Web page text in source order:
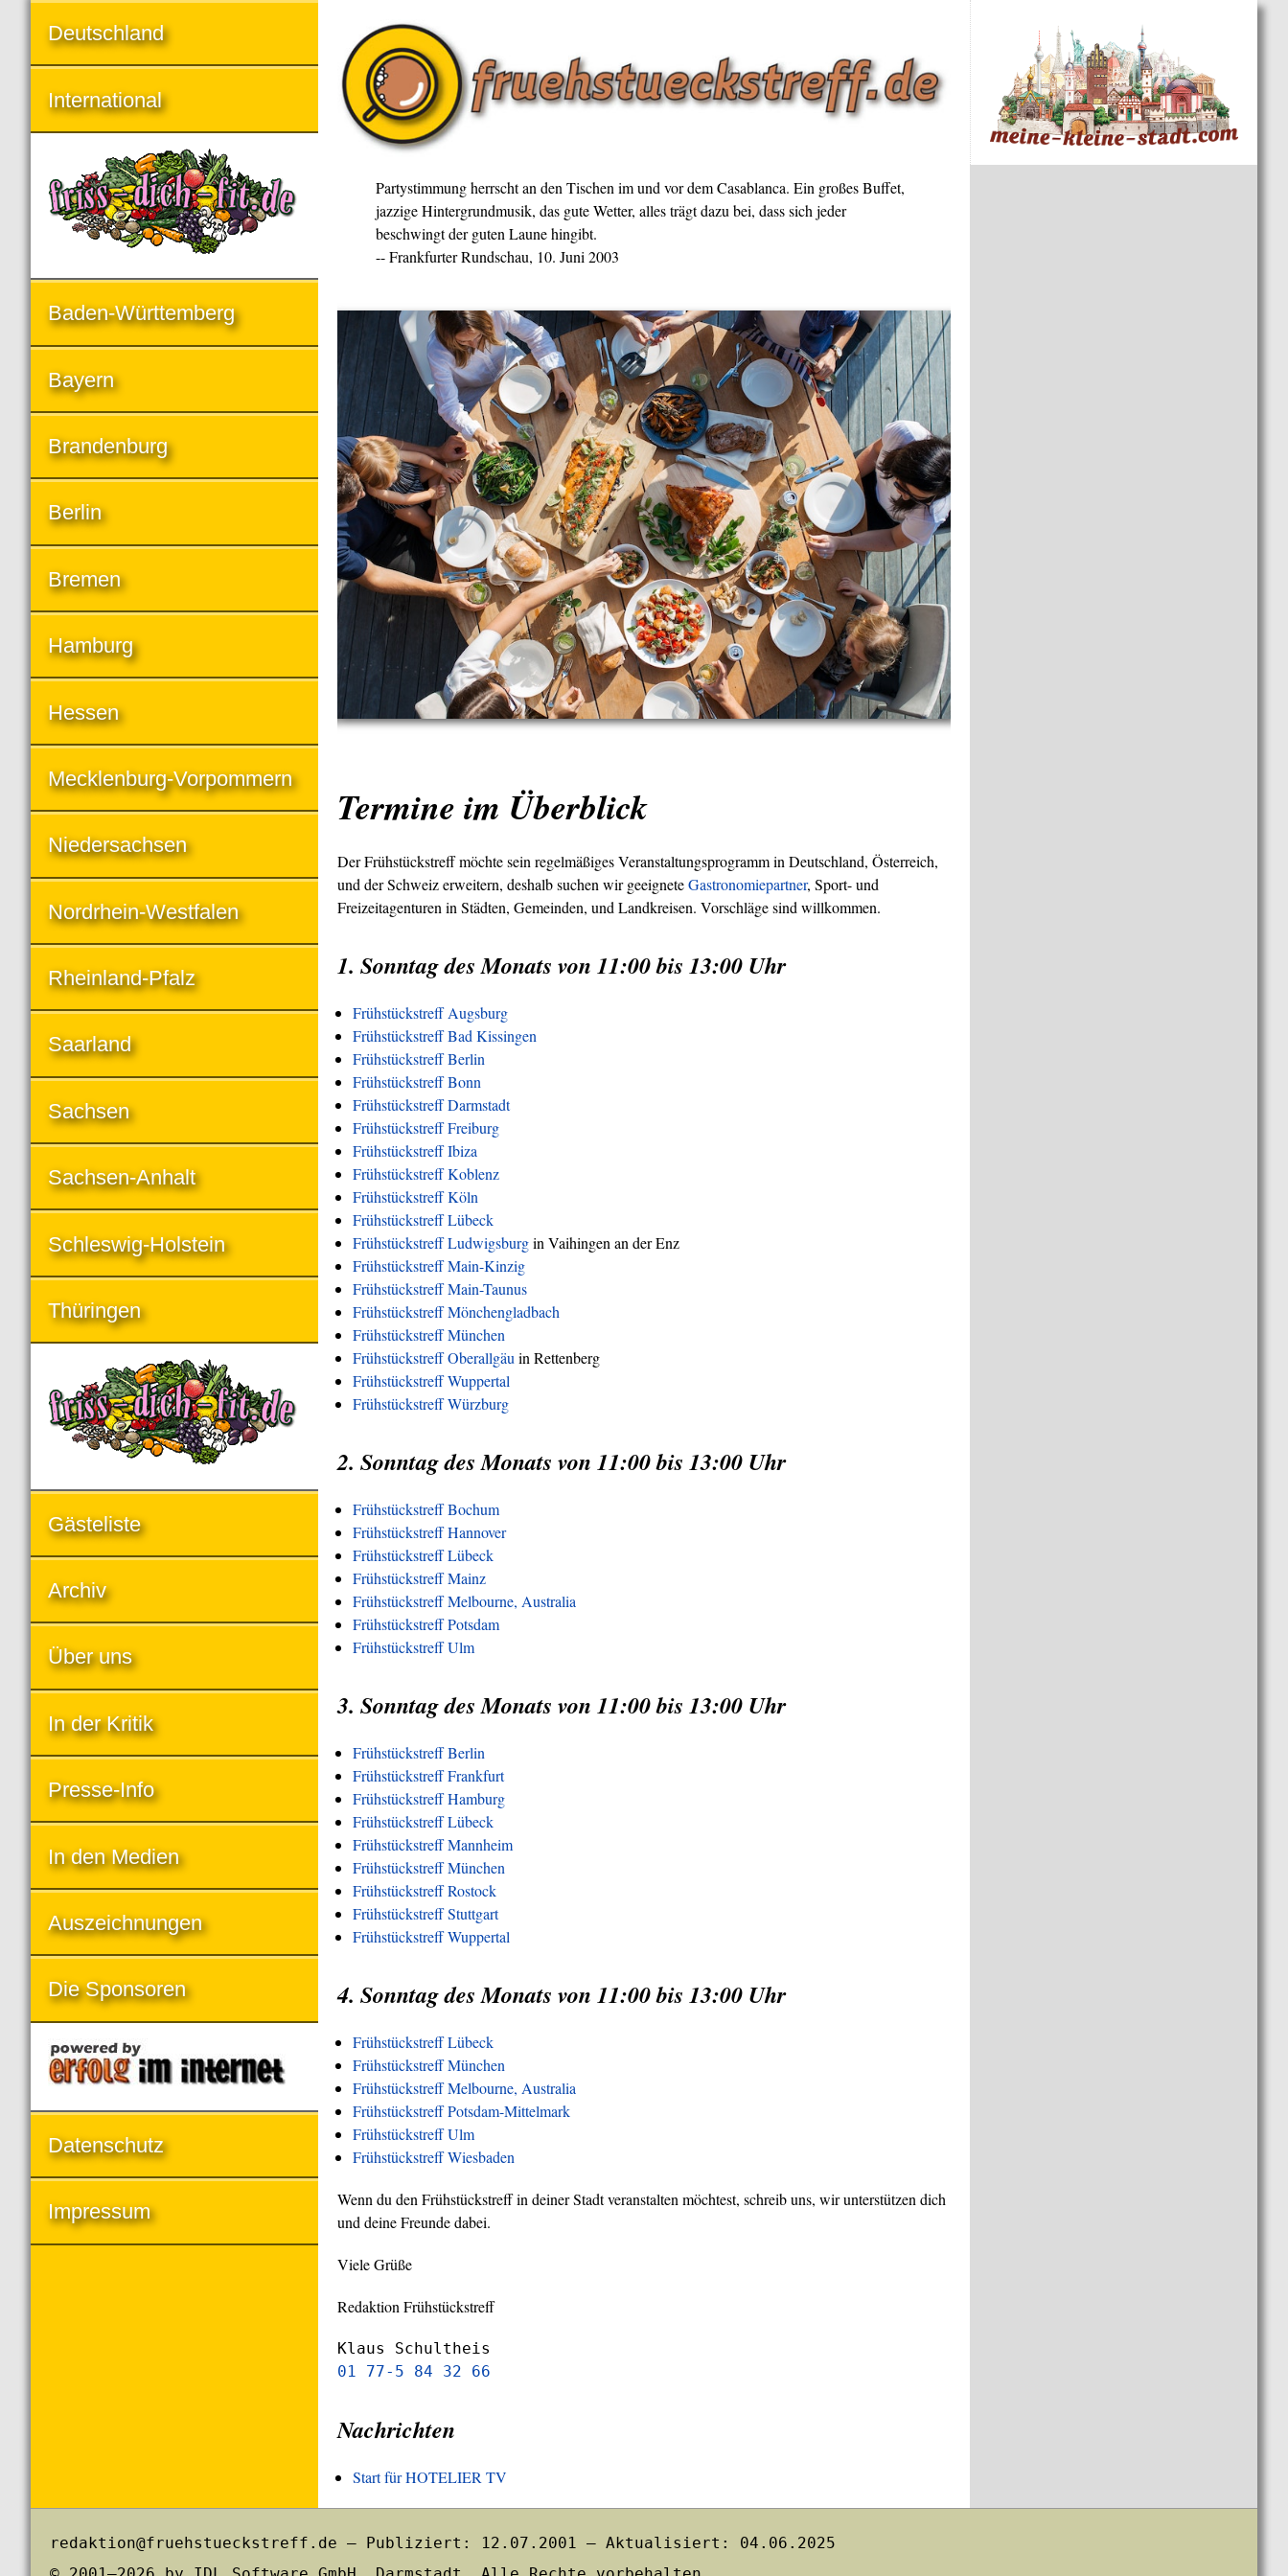
Partystimmung herrscht an den Tischen im und vor dem Casablanca. Ein großes Buffet,
jazzige Hintergrundmusik, das gute Wetter, alles trägt dazu bei, dass sich jeder
beschwingt der guten Laune hingibt.
-- Frankfurter Rundschau, 10. Juni 2003
Termine im Überblick
Der Frühstückstreff möchte sein regelmäßiges Veranstaltungsprogramm in Deutschland, Österreich,
und der Schweiz erweitern, deshalb suchen wir geeigneteGastronomiepartner, Sport- und
Freizeitagenturen in Städten, Gemeinden, und Landkreisen. Vorschläge sind willkommen.
1. Sonntag des Monats von 11:00 bis 13:00 Uhr
Frühstückstreff Augsburg
Frühstückstreff Bad Kissingen
Frühstückstreff Berlin
Frühstückstreff Bonn
Frühstückstreff Darmstadt
Frühstückstreff Freiburg
Frühstückstreff Ibiza
Frühstückstreff Koblenz
Frühstückstreff Köln
Frühstückstreff Lübeck
Frühstückstreff Ludwigsburgin Vaihingen an der Enz
Frühstückstreff Main-Kinzig
Frühstückstreff Main-Taunus
Frühstückstreff Mönchengladbach
Frühstückstreff München
Frühstückstreff Oberallgäuin Rettenberg
Frühstückstreff Wuppertal
Frühstückstreff Würzburg
2. Sonntag des Monats von 11:00 bis 13:00 Uhr
Frühstückstreff Bochum
Frühstückstreff Hannover
Frühstückstreff Lübeck
Frühstückstreff Mainz
Frühstückstreff Melbourne, Australia
Frühstückstreff Potsdam
Frühstückstreff Ulm
3. Sonntag des Monats von 11:00 bis 13:00 Uhr
Frühstückstreff Berlin
Frühstückstreff Frankfurt
Frühstückstreff Hamburg
Frühstückstreff Lübeck
Frühstückstreff Mannheim
Frühstückstreff München
Frühstückstreff Rostock
Frühstückstreff Stuttgart
Frühstückstreff Wuppertal
4. Sonntag des Monats von 11:00 bis 13:00 Uhr
Frühstückstreff Lübeck
Frühstückstreff München
Frühstückstreff Melbourne, Australia
Frühstückstreff Potsdam-Mittelmark
Frühstückstreff Ulm
Frühstückstreff Wiesbaden
Wenn du den Frühstückstreff in deiner Stadt veranstalten möchtest, schreib uns, wir unterstützen dich
und deine Freunde dabei.
Viele Grüße
Redaktion Frühstückstreff
Klaus Schultheis
01 77-5 84 32 66
Nachrichten
Start für HOTELIER TV
Deutschland
International
Baden-Württemberg
Bayern
Brandenburg
Berlin
Bremen
Hamburg
Hessen
Mecklenburg-Vorpommern
Niedersachsen
Nordrhein-Westfalen
Rheinland-Pfalz
Saarland
Sachsen
Sachsen-Anhalt
Schleswig-Holstein
Thüringen
Gästeliste
Archiv
Über uns
In der Kritik
Presse-Info
In den Medien
Auszeichnungen
Die Sponsoren
Datenschutz
Impressum
redaktion@fruehstueckstreff.de – Publiziert: 12.07.2001 – Aktualisiert: 04.06.2025